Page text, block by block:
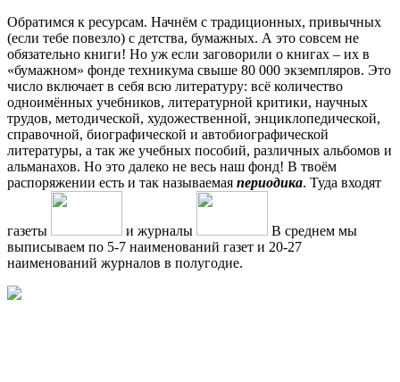
Обратимся к ресурсам. Начнём с традиционных, привычных
(если тебе повезло) с детства, бумажных. А это совсем не
обязательно книги! Но уж если заговорили о книгах – их в
«бумажном» фонде техникума свыше 80 000 экземпляров. Это
число включает в себя всю литературу: всё количество
одноимённых учебников, литературной критики, научных
трудов, методической, художественной, энциклопедической,
справочной, биографической и автобиографической
литературы, а так же учебных пособий, различных альбомов и
альманахов. Но это далеко не весь наш фонд! В твоём
распоряжении есть и так называемая периодика. Туда входят
газеты и журналы
В среднем мы
выписываем по 5-7 наименований газет и 20-27
наименований журналов в полугодие.